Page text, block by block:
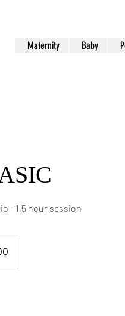
Maternity Baby
- 1,5 hour session